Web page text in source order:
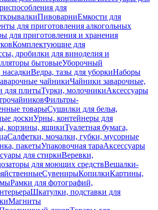
для
ПивоварниЕмкости для
для приготовления алкогольных
для приготовления и хранения
Комплектующие для
дробилки для виноделия и
бытовыеУборочный
Ведра, тазы для уборкиНаборы
чайникиЧайники заварочные,
для плитыТурки, молочникиАксессуары
Фильтры-
товарыСушилки для белья,
доскиУрны, контейнеры для
корзины, ящикиТуалетная бумага,
Салфетки, мочалки, губки, мусорные
пакетыУпаковочная тараАксессуары
для стиркиВеревки,
для моющих средствВешалки-
СувенирыКопилкиКартины,
Рамки для фотографий,
Шкатулки, подставки для
Магниты